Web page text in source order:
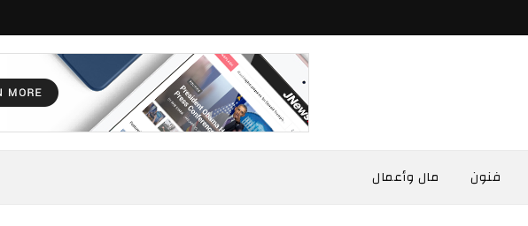
فنون مال وأعمال